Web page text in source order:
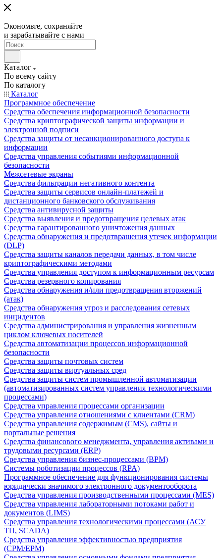
Экономьте, сохраняйте
и зарабатывайте с нами
Каталог
По всему сайту
По каталогу
Каталог
Программное обеспечение
Средства обеспечения информационной безопасности
Средства криптографической защиты информации и
электронной подписи
Средства защиты от несанкционированного доступа к
информации
Средства управления событиями информационной
безопасности
Межсетевые экраны
Средства фильтрации негативного контента
Средства защиты сервисов онлайн-платежей и
дистанционного банковского обслуживания
Средства антивирусной защиты
Средства выявления и предотвращения целевых атак
Средства гарантированного уничтожения данных
Средства обнаружения и предотвращения утечек информации
(DLP)
Средства защиты каналов передачи данных, в том числе
криптографическими методами
Средства управления доступом к информационным ресурсам
Средства резервного копирования
Средства обнаружения и/или предотвращения вторжений
(атак)
Средства обнаружения угроз и расследования сетевых
инцидентов
Средства администрирования и управления жизненным
циклом ключевых носителей
Средства автоматизации процессов информационной
безопасности
Средства защиты почтовых систем
Средства защиты виртуальных сред
Средства защиты систем промышленной автоматизации
(автоматизированных систем управления технологическими
процессами)
Средства управления процессами организации
Средства управления отношениями с клиентами (CRM)
Средства управления содержимым (CMS), сайты и
портальные решения
Средства финансового менеджмента, управления активами и
трудовыми ресурсами (ERP)
Средства управления бизнес-процессами (BPM)
Системы роботизации процессов (RPA)
Программное обеспечение для функционирования системы
юридически значимого электронного документооборота
Средства управления производственными процессами (MES)
Средства управления лабораторными потоками работ и
документов (LIMS)
Средства управления технологическими процессами (АСУ
ТП, SCADA)
Средства управления эффективностью предприятия
(CPM/EPM)